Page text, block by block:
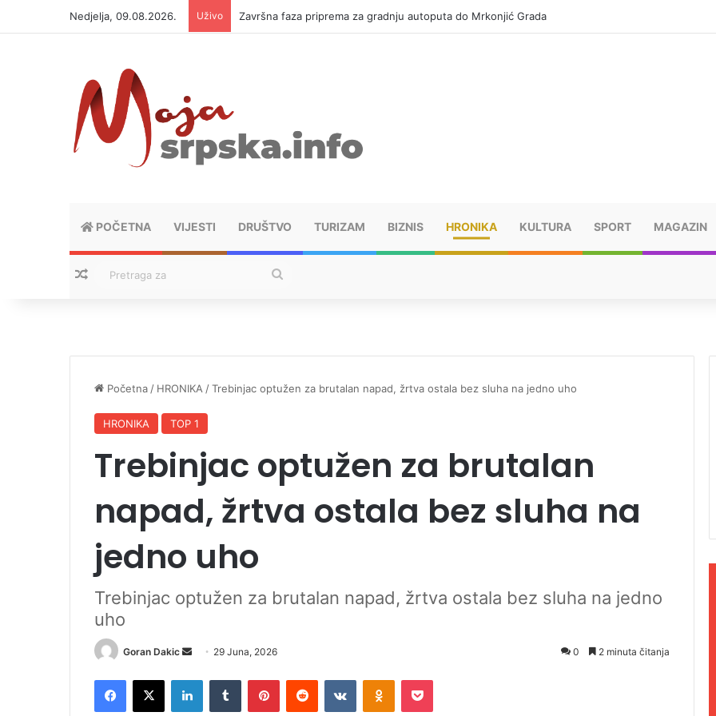
Nedjelja, 09.08.2026. Uživo Završna faza priprema za gradnju autoputa do Mrkonjić Grada
POČETNA VIJESTI DRUŠTVO TURIZAM BIZNIS HRONIKA KULTURA SPORT MAGAZIN
Nasumični tekstovi
Početna / HRONIKA /Trebinjac optužen za brutalan napad, žrtva ostala bez sluha na jedno uho
HRONIKA TOP 1
Trebinjac optužen za brutalan
napad, žrtva ostala bez sluha na
jedno uho
Trebinjac optužen za brutalan napad, žrtva ostala bez sluha na jedno
uho
Goran Dakic
d
29 Juna, 2026 0 2 minuta čitanja